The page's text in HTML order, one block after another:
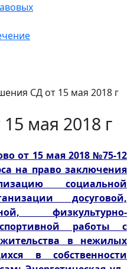
СД от 15 мая 2018 г
мая 2018 г
от 15 мая 2018 №75-12
на право заключения
социальной
досуговой,
физкультурно-
работы с
в нежилых
в собственности